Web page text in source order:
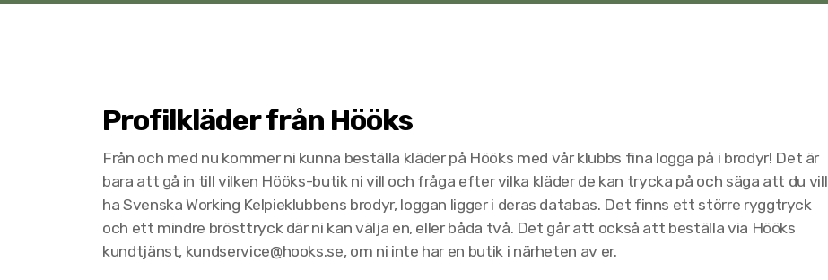
Profilkläder från Hööks
Från och med nu kommer ni kunna beställa kläder på Hööks med vår klubbs fina logga på i brodyr! Det är
bara att gå in till vilken Hööks-butik ni vill och fråga efter vilka kläder de kan trycka på och säga att du vill
ha Svenska Working Kelpieklubbens brodyr, loggan ligger i deras databas. Det finns ett större ryggtryck
och ett mindre brösttryck där ni kan välja en, eller båda två. Det går att också att beställa via Hööks
kundtjänst, kundservice@hooks.se, om ni inte har en butik i närheten av er.